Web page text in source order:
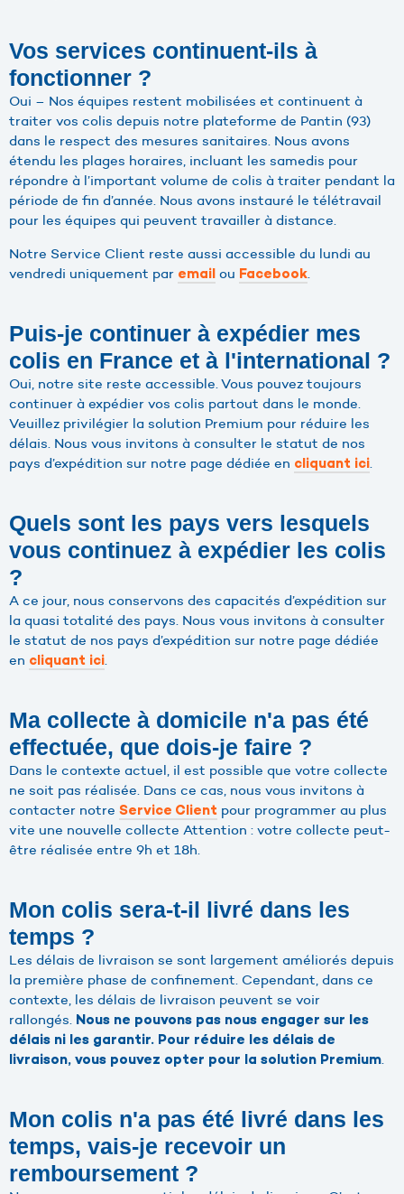
Vos services continuent-ils à
fonctionner ?
Oui – Nos équipes restent mobilisées et continuent à
traiter vos colis depuis notre plateforme de Pantin (93)
dans le respect des mesures sanitaires. Nous avons
étendu les plages horaires, incluant les samedis pour
répondre à l’important volume de colis à traiter pendant la
période de fin d’année. Nous avons instauré le télétravail
pour les équipes qui peuvent travailler à distance.
Notre Service Client reste aussi accessible du lundi au
vendredi uniquement par email ou Facebook.
Puis-je continuer à expédier mes
colis en France et à l'international ?
Oui, notre site reste accessible. Vous pouvez toujours
continuer à expédier vos colis partout dans le monde.
Veuillez privilégier la solution Premium pour réduire les
délais. Nous vous invitons à consulter le statut de nos
pays d’expédition sur notre page dédiée en cliquant ici.
Quels sont les pays vers lesquels
vous continuez à expédier les colis
?
A ce jour, nous conservons des capacités d’expédition sur
la quasi totalité des pays. Nous vous invitons à consulter
le statut de nos pays d’expédition sur notre page dédiée
en cliquant ici.
Ma collecte à domicile n'a pas été
effectuée, que dois-je faire ?
Dans le contexte actuel, il est possible que votre collecte
ne soit pas réalisée. Dans ce cas, nous vous invitons à
contacter notre Service Client pour programmer au plus
vite une nouvelle collecte Attention : votre collecte peut-
être réalisée entre 9h et 18h.
Mon colis sera-t-il livré dans les
temps ?
Les délais de livraison se sont largement améliorés depuis
la première phase de confinement. Cependant, dans ce
contexte, les délais de livraison peuvent se voir
rallongés. Nous ne pouvons pas nous engager sur les
délais ni les garantir. Pour réduire les délais de
livraison, vous pouvez opter pour la solution Premium.
Mon colis n'a pas été livré dans les
temps, vais-je recevoir un
remboursement ?